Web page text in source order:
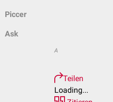
Piccer
Ask
A
Teilen
Loading...